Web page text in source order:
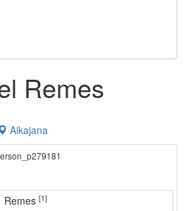
Remes
Aikajana
Remes [1]